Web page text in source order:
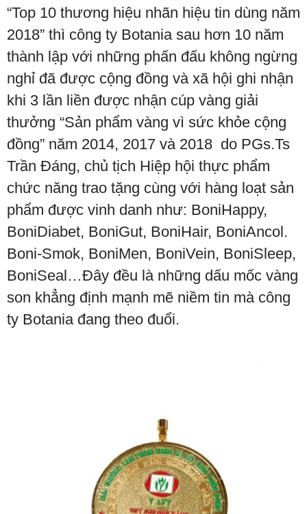
“Top 10 thương hiệu nhãn hiệu tin dùng năm
2018” thì công ty Botania sau hơn 10 năm
thành lập với những phấn đấu không ngừng
nghỉ đã được cộng đồng và xã hội ghi nhận
khi 3 lần liền được nhận cúp vàng giải
thưởng “Sản phẩm vàng vì sức khỏe cộng
đồng” năm 2014, 2017 và 2018 do PGs.Ts
Trần Đáng, chủ tịch Hiệp hội thực phẩm
chức năng trao tặng cùng với hàng loạt sản
phẩm được vinh danh như: BoniHappy,
BoniDiabet, BoniGut, BoniHair, BoniAncol.
Boni-Smok, BoniMen, BoniVein, BoniSleep,
BoniSeal…Đây đều là những dấu mốc vàng
son khẳng định mạnh mẽ niềm tin mà công
ty Botania đang theo đuổi.